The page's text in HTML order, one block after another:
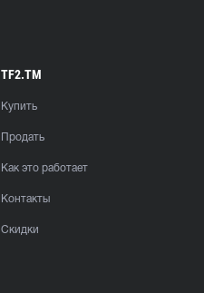
TF2.TM
Купить
Продать
Как это работает
Контакты
Скидки